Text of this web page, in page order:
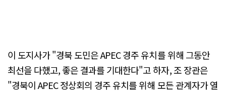
이 도지사가 "경북 도민은 APEC 경주 유치를 위해 그동안
최선을 다했고, 좋은 결과를 기대한다"고 하자, 조 장관은
"경북이 APEC 정상회의 경주 유치를 위해 모든 관계자가 열